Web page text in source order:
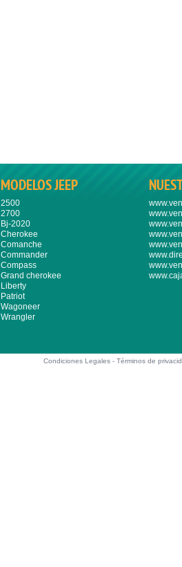
MODELOS JEEP
2500
2700
Bj-2020
Cherokee
Comanche
Commander
Compass
Grand cherokee
Liberty
Patriot
Wagoneer
Wrangler
Condiciones Legales -Términos de